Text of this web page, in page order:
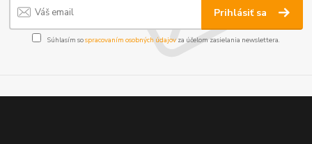
Prihlásiť sa
Súhlasím sospracovaním osobných údajov za účelom zasielania newslettera.